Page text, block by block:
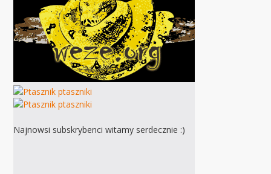
Najnowsi subskrybenci witamy serdecznie :)